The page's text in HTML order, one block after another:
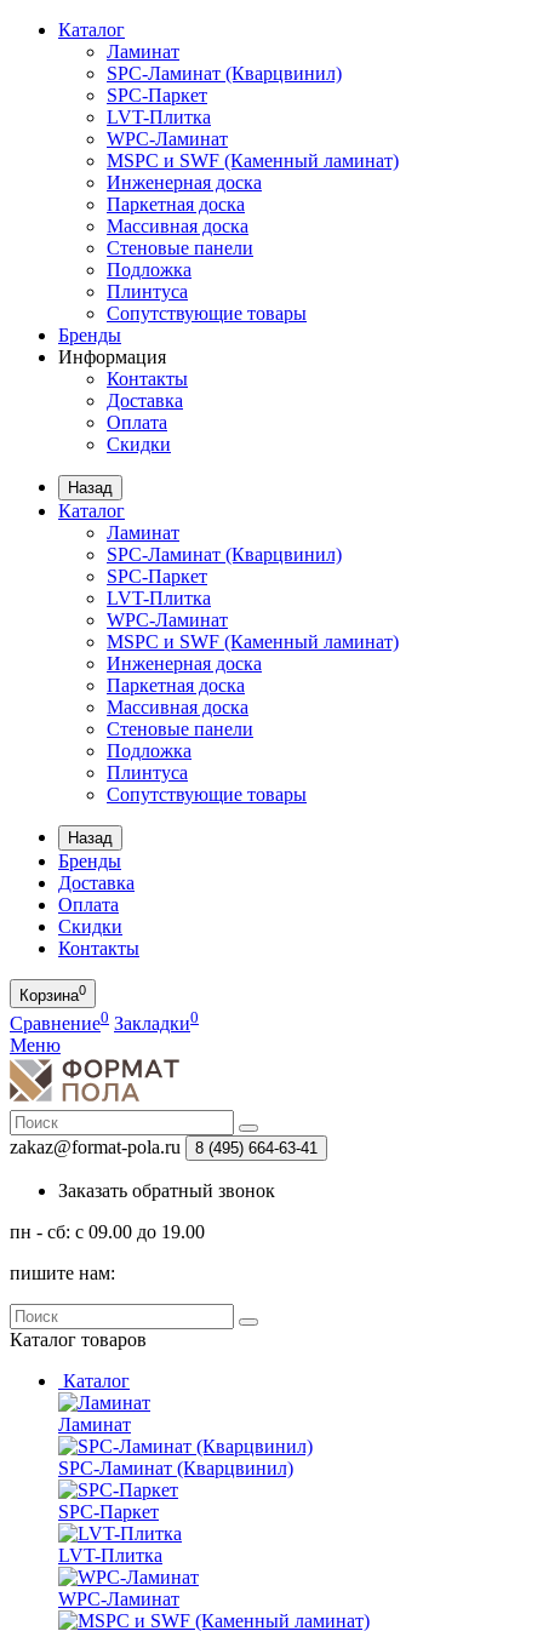
Каталог
Ламинат
SPC-Ламинат (Кварцвинил)
SPC-Паркет
LVT-Плитка
WPC-Ламинат
MSPC и SWF (Каменный ламинат)
Инженерная доска
Паркетная доска
Массивная доска
Стеновые панели
Подложка
Плинтуса
Сопутствующие товары
Бренды
Информация
Контакты
Доставка
Оплата
Скидки
Назад
Каталог
Ламинат
SPC-Ламинат (Кварцвинил)
SPC-Паркет
LVT-Плитка
WPC-Ламинат
MSPC и SWF (Каменный ламинат)
Инженерная доска
Паркетная доска
Массивная доска
Стеновые панели
Подложка
Плинтуса
Сопутствующие товары
Назад
Бренды
Доставка
Оплата
Скидки
Контакты
Корзина0
Сравнение0 Закладки0
Меню
zakaz@format-pola.ru 8 (495) 664-63-41
Заказать обратный звонок
пн - сб: с 09.00 до 19.00
пишите нам:
Каталог товаров
Каталог
Ламинат
SPC-Ламинат (Кварцвинил)
SPC-Паркет
LVT-Плитка
WPC-Ламинат